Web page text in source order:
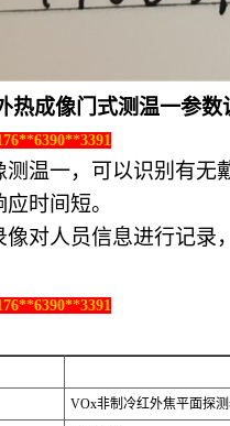
热成像门式测温一参数
测温一，可以识别有无
时间短。
像对人员信息进行记录
VOx非制冷红外焦平面探